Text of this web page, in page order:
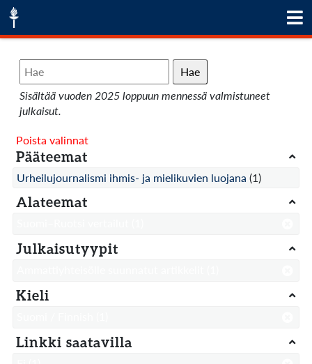
Hae
Sisältää vuoden 2025 loppuun mennessä valmistuneet
julkaisut.
Poista valinnat
Pääteemat
Urheilujournalismi ihmis- ja mielikuvien luojana (1)
Alateemat
Julkaisutyypit
Kieli
Linkki saatavilla